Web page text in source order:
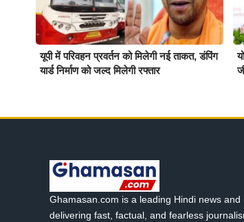
यूपी में परिवहन प्रवर्तन को मिलेगी नई ताकत, डंपिंग
यार्ड निर्माण को जल्द मिलेगी रफ्तार
Ghamasan.com is a leading Hindi news
delivering fast, factual, and fearless